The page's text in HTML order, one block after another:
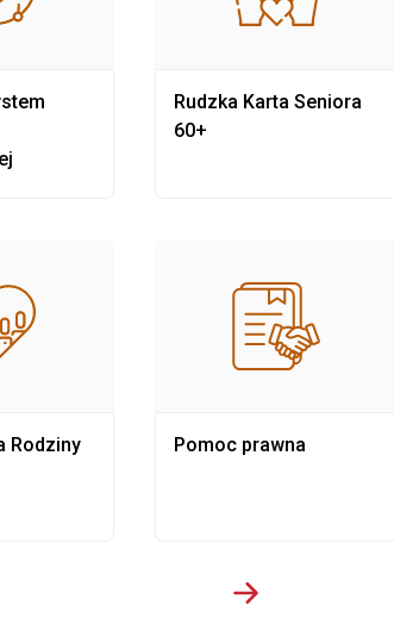
Rodziny
Rudzka Karta Seniora
60+
Pomoc prawna